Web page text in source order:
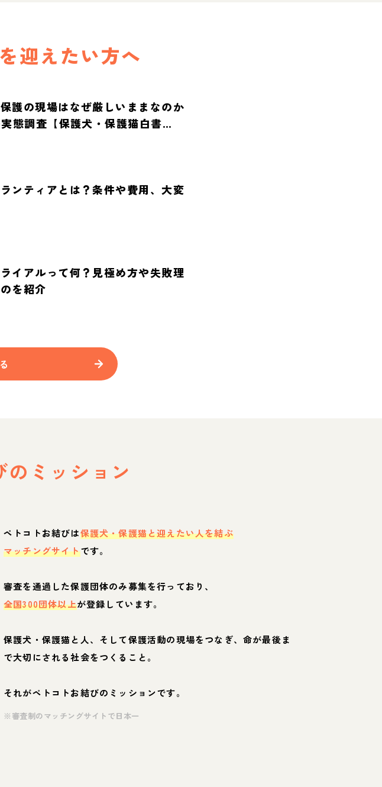
迎えたい方へ
護の現場はなぜ厳しいままなのか
態調査【保護犬・保護猫白書
ンティアとは？条件や費用、大変
イアルって何？見極め方や失敗理
を紹介
の ミッション
ペトコトお結びは保護犬・保護猫と迎えたい人を結ぶ
マッチングサイトです。
審査を通過した保護団体のみ募集を行っており、
全国300団体以上が登録しています。
保護犬・保護猫と人、そして保護活動の現場をつなぎ、命が最後ま
で大切にされる社会をつくること。
それがペトコトお結びのミッションです。
※審査制のマッチングサイトで日本一